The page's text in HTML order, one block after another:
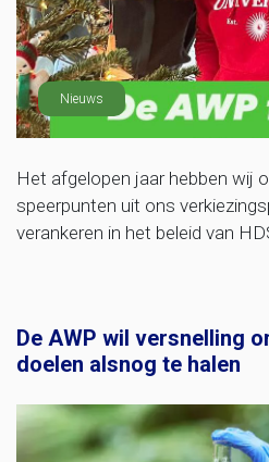
Nieuws
Het afgelopen jaar hebben wij
speerpunten uit ons
verankeren in het beleid van
De AWP wil versnelling
doelen alsnog te halen